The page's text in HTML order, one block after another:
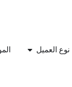
نوع العميل